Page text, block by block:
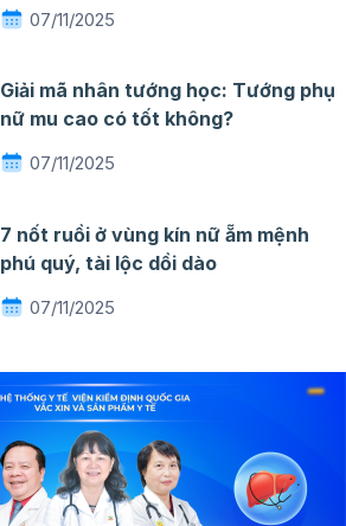
07/11/2025
Giải mã nhân tướng học: Tướng phụ
nữ mu cao có tốt không?
07/11/2025
7 nốt ruồi ở vùng kín nữ ẵm mệnh
phú quý, tài lộc dồi dào
07/11/2025